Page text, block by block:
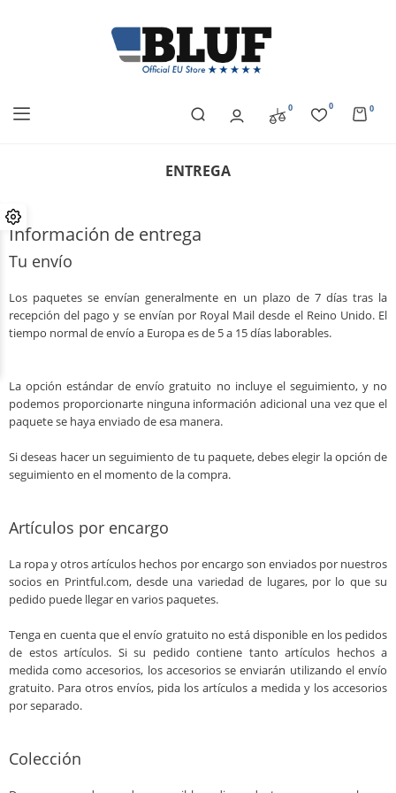
0 0 0
ENTREGA
Información de entrega
Tu envío
Los paquetes se envían generalmente en un plazo de 7 días tras la
recepción del pago y se envían por Royal Mail desde el Reino Unido. El
tiempo normal de envío a Europa es de 5 a 15 días laborables.
La opción estándar de envío gratuito no incluye el seguimiento, y no
podemos proporcionarte ninguna información adicional una vez que el
paquete se haya enviado de esa manera.
Si deseas hacer un seguimiento de tu paquete, debes elegir la opción de
seguimiento en el momento de la compra.
Artículos por encargo
La ropa y otros artículos hechos por encargo son enviados por nuestros
socios en Printful.com, desde una variedad de lugares, por lo que su
pedido puede llegar en varios paquetes.
Tenga en cuenta que el envío gratuito no está disponible en los pedidos
de estos artículos. Si su pedido contiene tanto artículos hechos a
medida como accesorios, los accesorios se enviarán utilizando el envío
gratuito. Para otros envíos, pida los artículos a medida y los accesorios
por separado.
Colección